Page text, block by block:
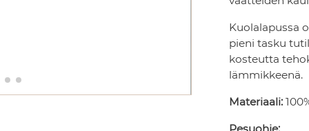
Kuolalapussa
pieni tasku
kosteutta
lämmikkeenä.
Materiaali:
Pesuohje: